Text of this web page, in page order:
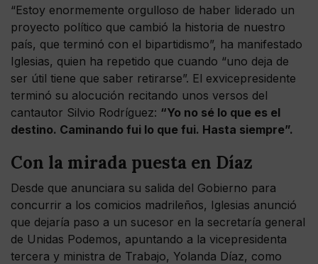
“Estoy enormemente orgulloso de haber liderado un
proyecto político que cambió la historia de nuestro
país, que terminó con el bipartidismo”, ha manifestado
Iglesias, quien ha repetido que cuando “uno deja de
ser útil tiene que saber retirarse”. El exvicepresidente
terminó su alocución recitando unos versos del
cantautor Silvio Rodríguez: “Yo no sé lo que es el
destino. Caminando fui lo que fui. Hasta siempre”.
Con la mirada puesta en Díaz
Desde que anunciara su salida del Gobierno para
concurrir a los comicios madrileños, Iglesias anunció
que dejaría paso a un sucesor en la secretaría general
de Unidas Podemos, apuntando a la vicepresidenta
tercera y ministra de Trabajo, Yolanda Díaz, como